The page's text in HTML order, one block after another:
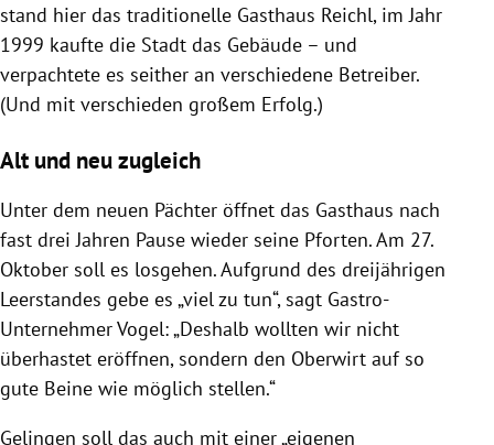
stand hier das traditionelle Gasthaus Reichl, im Jahr
1999 kaufte die Stadt das Gebäude – und
verpachtete es seither an verschiedene Betreiber.
(Und mit verschieden großem Erfolg.)
Alt und neu zugleich
Unter dem neuen Pächter öffnet das Gasthaus nach
fast drei Jahren Pause wieder seine Pforten. Am 27.
Oktober soll es losgehen. Aufgrund des dreijährigen
Leerstandes gebe es „viel zu tun“, sagt Gastro-
Unternehmer Vogel: „Deshalb wollten wir nicht
überhastet eröffnen, sondern den Oberwirt auf so
gute Beine wie möglich stellen.“
Gelingen soll das auch mit einer „eigenen